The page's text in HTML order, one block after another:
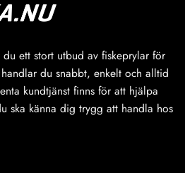
väljas
på
produktsidan
ett stort utbud av fiskeprylar för
du snabbt, enkelt och alltid
kundtjänst finns för att hjälpa
ska känna dig trygg att handla hos